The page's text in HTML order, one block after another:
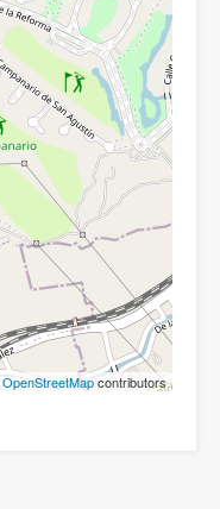
OpenStreetMapcontributors